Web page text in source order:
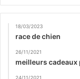
18/03/2023
race de chien
26/11/2021
meilleurs cadeaux
24/11/2021